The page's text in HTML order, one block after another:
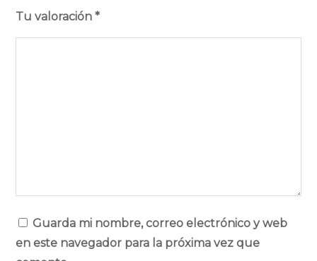
Tu valoración*
Guarda mi nombre, correo electrónico y web
en este navegador para la próxima vez que